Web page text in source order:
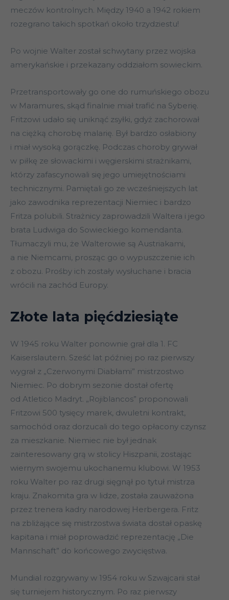
meczów kontrolnych. Między 1940 a 1942 rokiem
rozegrano takich spotkań około trzydziestu!
Po wojnie Walter został schwytany przez wojska
amerykańskie i przekazany oddziałom sowieckim.
Przetransportowały go one do rumuńskiego obozu
w Maramures, skąd finalnie miał trafić na Syberię.
Fritzowi udało się uniknąć zsyłki, gdyż zachorował
na ciężką chorobę malarię. Był bardzo osłabiony
i miał wysoką gorączkę. Podczas choroby grywał
w piłkę ze słowackimi i węgierskimi strażnikami,
którzy zafascynowali się jego umiejętnościami
technicznymi. Pamiętali go ze wcześniejszych lat
jako zawodnika reprezentacji Niemiec i bardzo
Fritza polubili. Strażnicy zaprowadzili Waltera i jego
brata Ludwiga do Sowieckiego komendanta.
Tłumaczyli mu, że Walterowie są Austriakami,
a nie Niemcami, prosząc go o wypuszczenie ich
z obozu. Prośby ich zostały wysłuchane i bracia
wrócili na zachód Europy.
Złote lata pięćdziesiąte
W 1945 roku Walter ponownie grał dla 1. FC
Kaiserslautern. Sześć lat później po raz pierwszy
wygrał z „Czerwonymi Diabłami” mistrzostwo
Niemiec. Po dobrym sezonie dostał ofertę
od Atletico Madryt. „Rojiblancos” proponowali
Fritzowi 500 tysięcy marek, dwuletni kontrakt,
samochód oraz dorzucali do tego opłacony czynsz
za mieszkanie. Niemiec nie był jednak
zainteresowany grą w stolicy Hiszpanii, zostając
wiernym swojemu ukochanemu klubowi. W 1953
roku Walter po raz drugi sięgnął po tytuł mistrza
kraju. Znakomita gra w lidze, została zauważona
przez trenera kadry narodowej Herbergera. Fritz
na zbliżające się mistrzostwa świata dostał opaskę
kapitana i miał poprowadzić reprezentację „Die
Mannschaft” do końcowego zwycięstwa.
Mundial rozgrywany w 1954 roku w Szwajcarii stał
się turniejem historycznym. Po raz pierwszy